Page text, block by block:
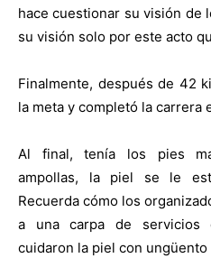
hace cuestionar su visión de
su visión solo por este acto
Finalmente, después de 42
la meta y completó la carrera
Al final, tenía los pies
ampollas, la piel se le
Recuerda cómo los
a una carpa de servicios
cuidaron la piel con ungüento